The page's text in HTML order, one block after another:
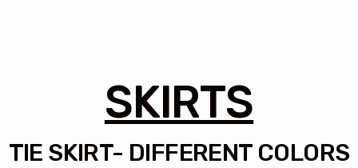
SKIRTS
TIE SKIRT- DIFFERENT COLORS